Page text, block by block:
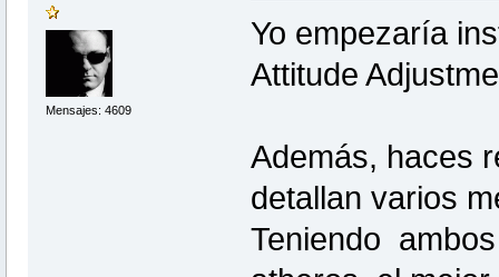
Mensajes: 4609
Yo empezaría
Attitude
Además, haces
detallan varios
Teniendo